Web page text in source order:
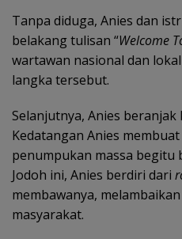
Tanpa diduga, Anies dan
belakang tulisan “Welcome
wartawan nasional dan
langka tersebut.
Selanjutnya, Anies beranjak
Kedatangan Anies
penumpukan massa begitu
Jodoh ini, Anies berdiri dari
membawanya,
masyarakat.